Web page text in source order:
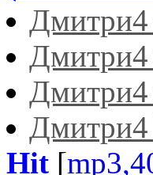
Дмитри4
Дмитри4
Дмитри4
Hit [